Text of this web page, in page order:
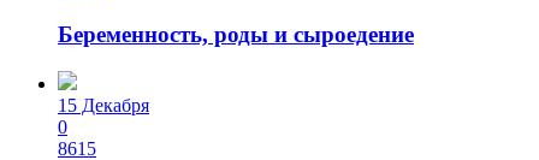
Беременность, роды и сыроедение
15 Декабря
0
8615